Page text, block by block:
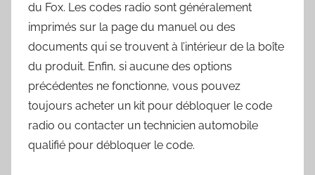
du Fox. Les codes radio sont généralement
imprimés sur la page du manuel ou des
documents qui se trouvent à l’intérieur de la boîte
du produit. Enfin, si aucune des options
précédentes ne fonctionne, vous pouvez
toujours acheter un kit pour débloquer le code
radio ou contacter un technicien automobile
qualifié pour débloquer le code.